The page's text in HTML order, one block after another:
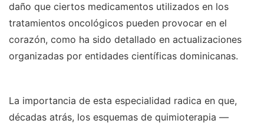
daño que ciertos medicamentos utilizados en los
tratamientos oncológicos pueden provocar en el
corazón, como ha sido detallado en actualizaciones
organizadas por entidades científicas dominicanas.
La importancia de esta especialidad radica en que,
décadas atrás, los esquemas de quimioterapia —